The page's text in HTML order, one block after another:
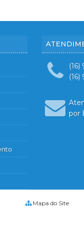
Villa Romana 1
Villa Tambaú
(16)
(16)
por
Mapa do Site